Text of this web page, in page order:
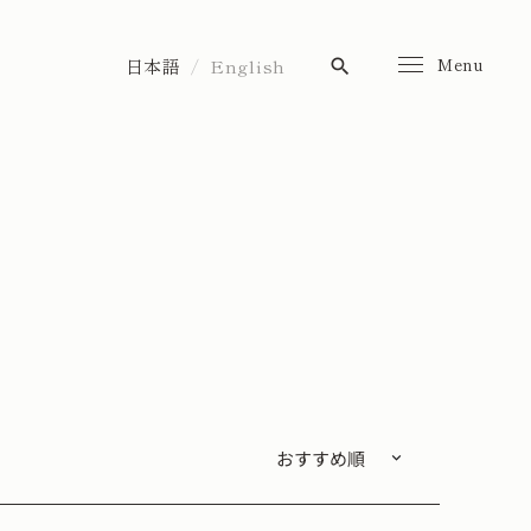
Menu
日本語 English search